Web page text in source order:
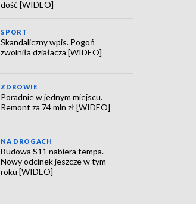
dość [WIDEO]
SPORT
Skandaliczny wpis. Pogoń
zwolniła działacza [WIDEO]
ZDROWIE
Poradnie w jednym miejscu.
Remont za 74 mln zł [WIDEO]
NA DROGACH
Budowa S11 nabiera tempa.
Nowy odcinek jeszcze w tym
roku [WIDEO]